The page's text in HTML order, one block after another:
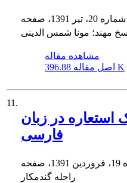
مهند؛ مونا شمس الدینی
مشاهده مقاله
اصل مقاله 396.88 K
11.
استعاره در زبان
فارسی
راحله گندمکار